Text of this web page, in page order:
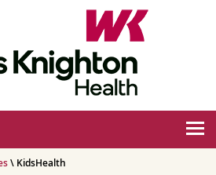
\ KidsHealth